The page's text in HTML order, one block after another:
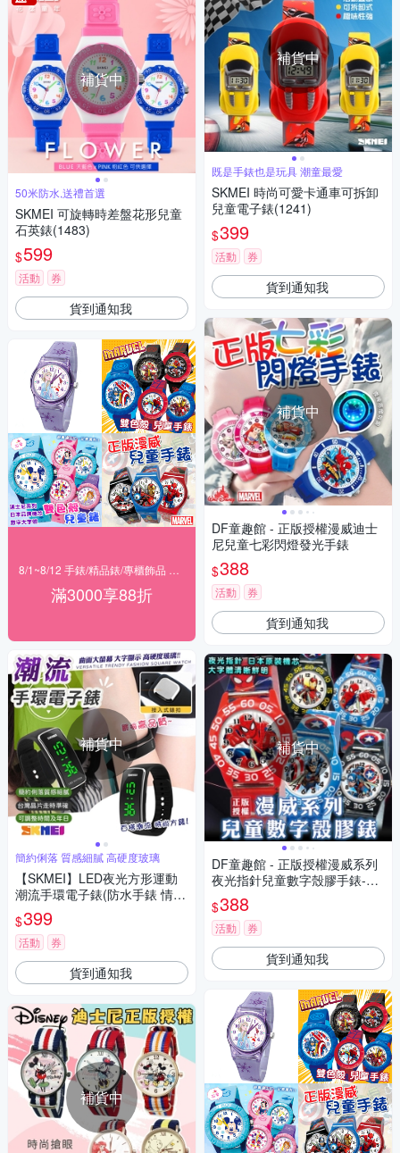
補貨中
50米防水,送禮首選
SKMEI 可旋轉時差盤花形兒童
石英錶(1483)
$599
活動 券
貨到通知我
滿3000享88折
補貨中
簡約俐落 質感細膩 高硬度玻璃
【SKMEI】LED夜光方形運動
潮流手環電子錶(防水手錶 情侶
錶 大字手錶 學生錶 運動錶 簡
約手錶/1119BBK)
$399
活動 券
貨到通知我
補貨中
補貨中
既是手錶也是玩具 潮童最愛
SKMEI 時尚可愛卡通車可拆卸
兒童電子錶(1241)
$399
活動 券
貨到通知我
補貨中
DF童趣館 - 正版授權漫威迪士
尼兒童七彩閃燈發光手錶
$388
活動 券
貨到通知我
補貨中
DF童趣館 - 正版授權漫威系列
夜光指針兒童數字殼膠手錶-共
5色
$388
活動 券
貨到通知我